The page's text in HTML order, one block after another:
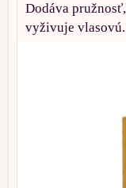
Dodáva
vyživuje